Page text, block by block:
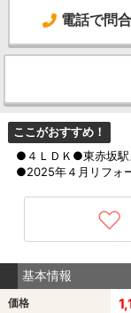
電話で問
ここがおすすめ！
●４ＬＤＫ●東赤坂駅
●2025年４月リフォ
基本情報
価格